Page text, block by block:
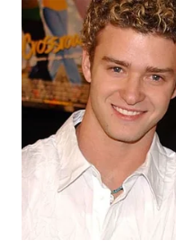
WN
LABUHANBATU
WN
TAPANULI
TENGAH
WN DELI
SERDANG
WN